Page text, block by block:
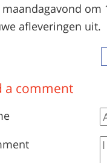
maandagavond om
afleveringen uit.
a comment